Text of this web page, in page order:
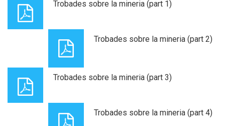
Trobades sobre la mineria (part 1)
Trobades sobre la mineria (part 2)
Trobades sobre la mineria (part 3)
Trobades sobre la mineria (part 4)